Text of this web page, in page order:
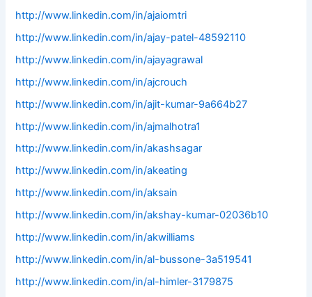
http://www.linkedin.com/in/ajaiomtri
http://www.linkedin.com/in/ajay-patel-48592110
http://www.linkedin.com/in/ajayagrawal
http://www.linkedin.com/in/ajcrouch
http://www.linkedin.com/in/ajit-kumar-9a664b27
http://www.linkedin.com/in/ajmalhotra1
http://www.linkedin.com/in/akashsagar
http://www.linkedin.com/in/akeating
http://www.linkedin.com/in/aksain
http://www.linkedin.com/in/akshay-kumar-02036b10
http://www.linkedin.com/in/akwilliams
http://www.linkedin.com/in/al-bussone-3a519541
http://www.linkedin.com/in/al-himler-3179875